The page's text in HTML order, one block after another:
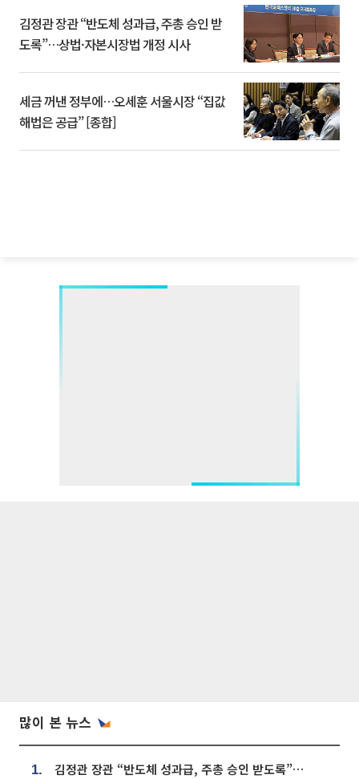
김정관 장관 “반도체 성과급, 주총 승인 받
도록”…상법·자본시장법 개정 시사
세금 꺼낸 정부에…오세훈 서울시장 “집값
해법은 공급” [종합]
많이 본 뉴스
1. 김정관 장관 “반도체 성과급, 주총 승인 받도록”…상법·자본시장법 개정 시사